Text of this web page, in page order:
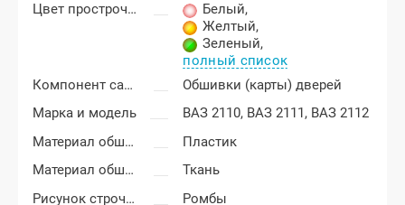
Цвет прострочки Белый,
Желтый,
Зеленый,
полный список
Компонент салона
Обшивки (карты) дверей
Марка и модель
ВАЗ 2110, ВАЗ 2111, ВАЗ 2112
Материал обшивки двери (основа)
Пластик
Материал обшивки двери (внешний)
Ткань
Рисунок строчки
Ромбы